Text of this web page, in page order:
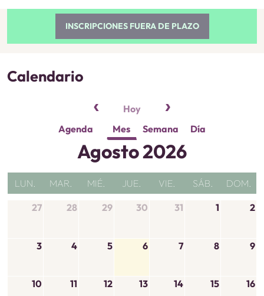
INSCRIPCIONES FUERA DE PLAZO
Calendario
Hoy
Agenda
Mes Semana Día
Agosto 2026
LUN. MAR. MIÉ. JUE. VIE. SÁB. DOM.
27 28 29 30 31 1 2
3 4 5 6 7 8 9
10 11 12 13 14 15 16